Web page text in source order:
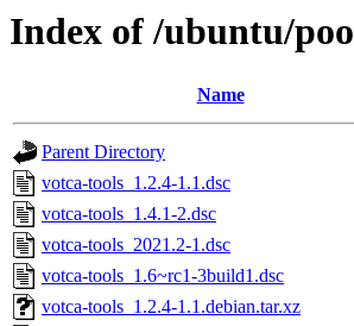
Index of /ubuntu/
Name
Parent Directory
votca-tools_1.2.4-1.1.dsc
votca-tools_1.4.1-2.dsc
votca-tools_2021.2-1.dsc
votca-tools_1.6~rc1-3build1.dsc
votca-tools_1.2.4-1.1.debian.tar.xz